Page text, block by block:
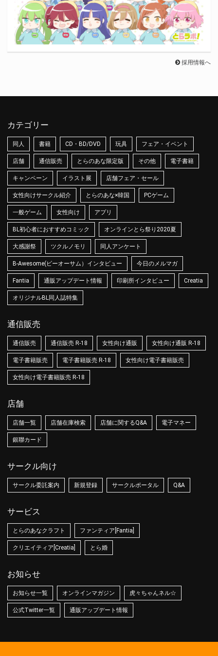
採用情報へ
カテゴリー
同人 書籍 CD・BD/DVD 玩具 フェア・イベント
店舗 通信販売 とらのあな限定版 その他 電子書籍
キャンペーン イラスト展 店舗フェア・セール
女性向けサークル紹介 とらのあな×韓国 PCゲーム
一般ゲーム 女性向け アプリ
BL初心者におすすめコミック オンラインとら祭り2020夏
大感謝祭 ツクルノモリ 同人アンケート
B-Awesome(ビーオーサム）インタビュー 今日のメルマガ
Fantia 通販アップデート情報 印刷所インタビュー Creatia
オリジナルBL同人誌特集
通信販売
通信販売 通信販売 R-18 女性向け通販 女性向け通販 R-18
電子書籍販売 電子書籍販売 R-18 女性向け電子書籍販売
女性向け電子書籍販売 R-18
店舗
店舗一覧 店舗在庫検索 店舗に関するQ&A 電子マネー
銀聯カード
サークル向け
サークル委託案内 新規登録 サークルポータル Q&A
サービス
とらのあなクラフト ファンティア[Fantia]
クリエイティア[Creatia] とら婚
お知らせ
お知らせ一覧 オンラインマガジン 虎々ちゃんネル☆
公式Twitter一覧 通販アップデート情報